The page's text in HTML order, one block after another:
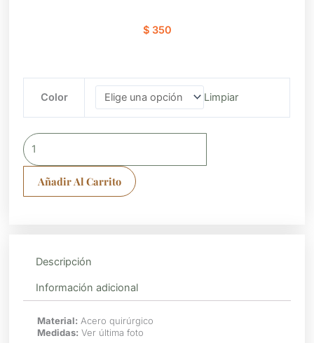
$350
Color Limpiar
colgante
cruz
plana
cantidad
Añadir Al Carrito
Descripción
Información adicional
Material: Acero quirúrgico
Medidas: Ver última foto